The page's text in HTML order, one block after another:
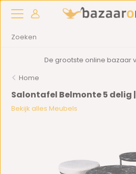
De grootste online bazaar
Home
Salontafel Belmonte 5 delig
Bekijk alles Meubels